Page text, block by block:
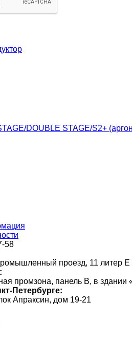
DOUBLE STAGE/S2+
58
проезд, 11 литер Е
промзона, панель В, в
Петербурге:
Апраксин, дом 19-21